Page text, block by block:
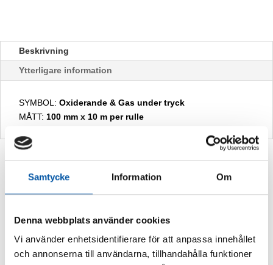
Samtycke Information Om
Denna webbplats använder cookies
Vi använder enhetsidentifierare för att anpassa innehållet
och annonserna till användarna, tillhandahålla funktioner
Beskrivning
Ytterligare information
SYMBOL: Oxiderande & Gas under tryck
MÅTT: 100 mm x 10 m per rulle
Relaterade produkter